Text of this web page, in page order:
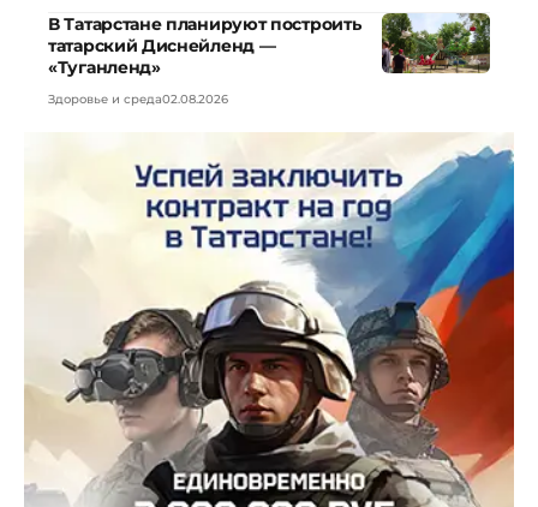
В Татарстане планируют построить
татарский Диснейленд —
«Туганленд»
Здоровье и среда02.08.2026